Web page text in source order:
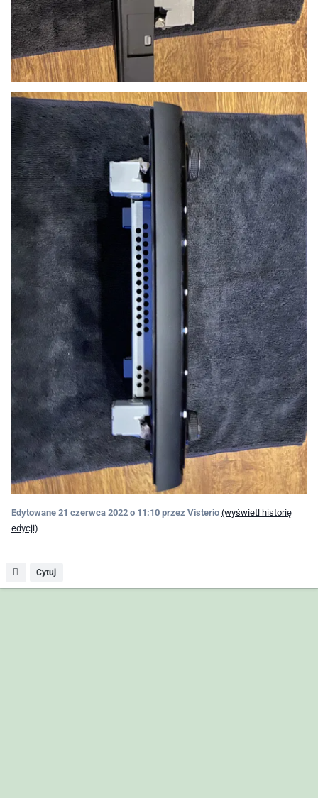
Edytowane 21 czerwca 2022 o 11:10 przez Visterio (wyświetl historię
edycji)
Cytuj